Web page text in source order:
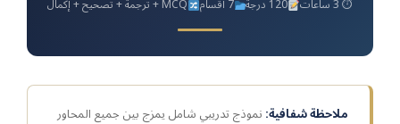
⏱ 3 ساعات 120 درجة 7 أقسام MCQ + ترجمة + تصحيح + إكمال
ملاحظة شفافية:نموذج تدريبي شامل يمزج بين جميع المحاور